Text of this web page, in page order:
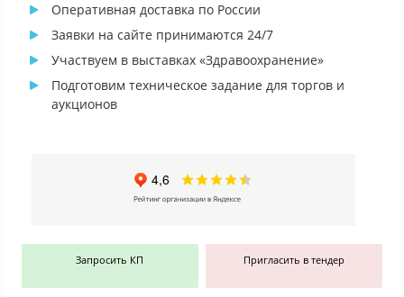
Оперативная доставка по России
Заявки на сайте принимаются 24/7
Участвуем в выставках «Здравоохранение»
Подготовим техническое задание для торгов и
аукционов
Запросить КП Пригласить в тендер